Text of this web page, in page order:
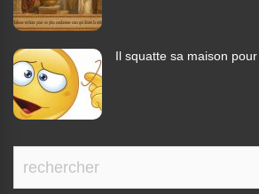
Il squatte sa maison